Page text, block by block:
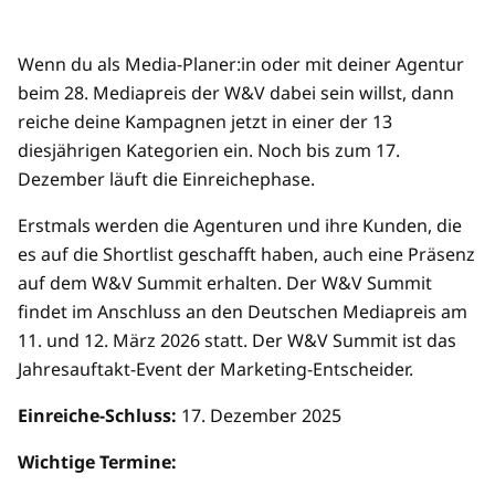
Wenn du als Media-Planer:in oder mit deiner Agentur
beim 28. Mediapreis der W&V dabei sein willst, dann
reiche deine Kampagnen jetzt in einer der 13
diesjährigen Kategorien ein. Noch bis zum 17.
Dezember läuft die Einreichephase.
Erstmals werden die Agenturen und ihre Kunden, die
es auf die Shortlist geschafft haben, auch eine Präsenz
auf dem W&V Summit erhalten. Der W&V Summit
findet im Anschluss an den Deutschen Mediapreis am
11. und 12. März 2026 statt. Der W&V Summit ist das
Jahresauftakt-Event der Marketing-Entscheider.
Einreiche-Schluss: 17. Dezember 2025
Wichtige Termine: